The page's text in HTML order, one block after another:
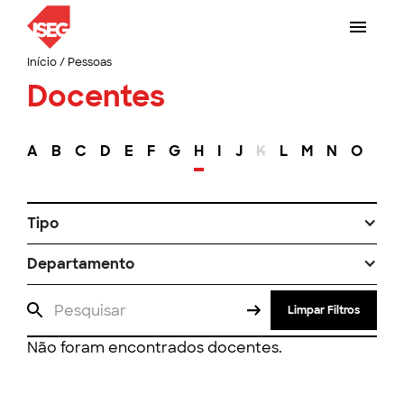
Início/ Pessoas
Docentes
A B C D E F G H I J K L M N O
Tipo
Departamento
Limpar Filtros
Não foram encontrados docentes.